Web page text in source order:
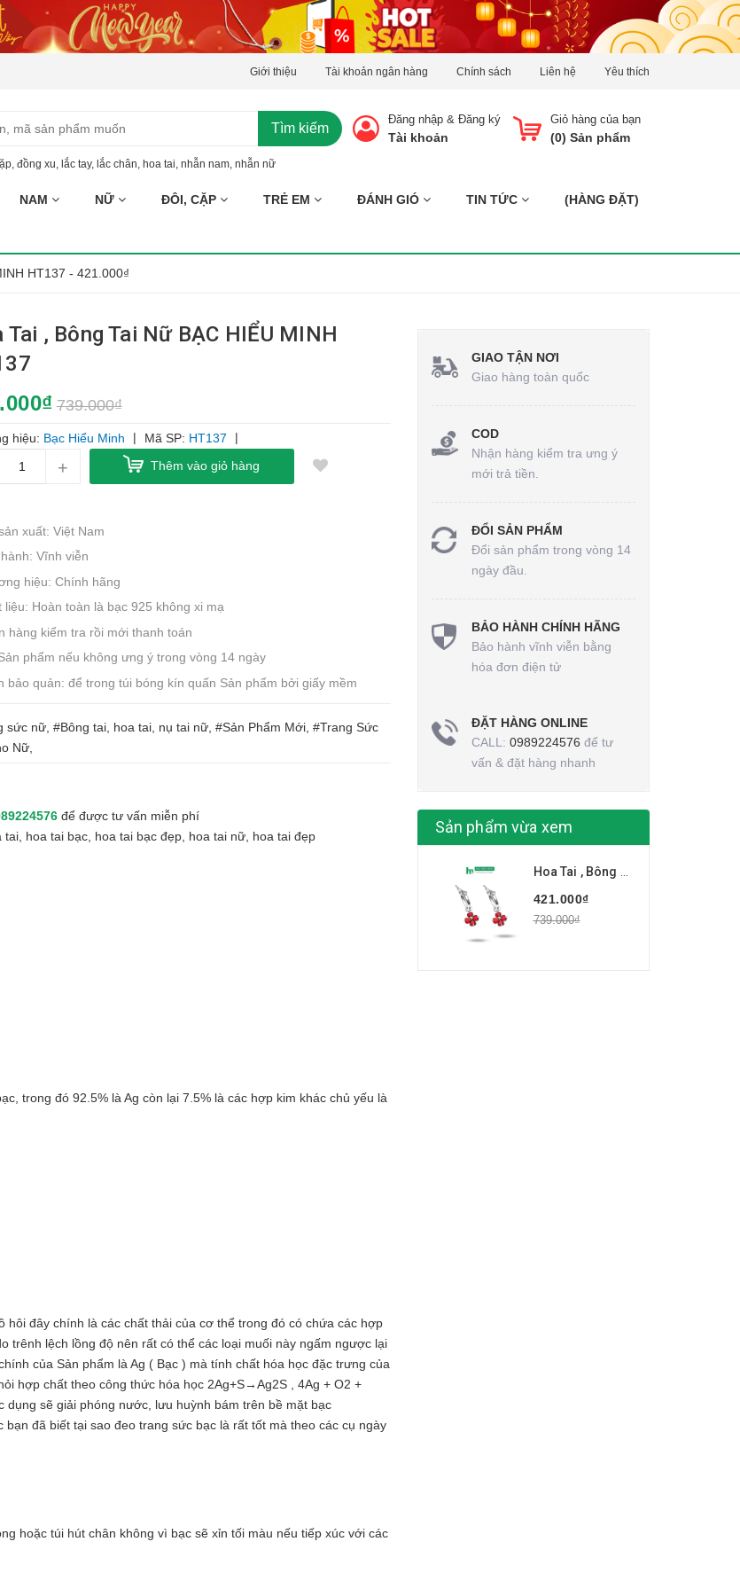
Giới thiệu Tài khoản ngân hàng Chính sách Liên hệ Yêu thích
Tìm kiếm
đồng xu lắc tay, lắc chân hoa tai nhẫn nam nhẫn nữ
Giỏ hàng của bạn
(0) Sản phẩm
Đăng nhập & Đăng ký
Tài khoản
NAM NỮ ĐÔI, CẶP TRẺ EM ĐÁNH GIÓ TIN TỨC (HÀNG ĐẶT)
HT137 - 421.000₫
Tai , Bông Tai Nữ BẠC HIỂU MINH
739.000₫
hiệu: Bạc Hiểu Minh | Mã SP: HT137 |
+ Thêm vào giỏ hàng
xuất: Việt Nam
Vĩnh viễn
hiệu: Chính hãng
liệu: Hoàn toàn là bạc 925 không xi mạ
hàng kiểm tra rồi mới thanh toán
phẩm nếu không ưng ý trong vòng 14 ngày
bảo quản: để trong túi bóng kín quấn Sản phẩm bởi giấy mềm
sức nữ, #Bông tai, hoa tai, nụ tai nữ, #Sản Phẩm Mới, #Trang Sức
Nữ,
để được tư vấn miễn phí
tai, hoa tai bạc, hoa tai bạc đẹp, hoa tai nữ, hoa tai đẹp
trong đó 92.5% là Ag còn lại 7.5% là các hợp kim khác chủ yếu là
đây chính là các chất thải của cơ thể trong đó có chứa các hợp
trênh lệch lồng độ nên rất có thể các loại muối này ngấm ngược lại
của Sản phẩm là Ag ( Bạc ) mà tính chất hóa học đặc trưng của
hợp chất theo công thức hóa học 2Ag+S→Ag2S , 4Ag + O2 +
sẽ giải phóng nước, lưu huỳnh bám trên bề mặt bạc
đã biết tại sao đeo trang sức bạc là rất tốt mà theo các cụ ngày
hoặc túi hút chân không vì bạc sẽ xỉn tối màu nếu tiếp xúc với các
GIAO TẬN NƠI
Giao hàng toàn quốc
COD
Nhận hàng kiểm tra ưng ý
mới trả tiền.
ĐỔI SẢN PHẨM
Đổi sản phẩm trong vòng 14
ngày đầu.
BẢO HÀNH CHÍNH HÃNG
Bảo hành vĩnh viễn bằng
hóa đơn điện tử
ĐẶT HÀNG ONLINE
CALL: 0989224576 để tư
vấn & đặt hàng nhanh
Sản phẩm vừa xem
421.000₫
739.000₫